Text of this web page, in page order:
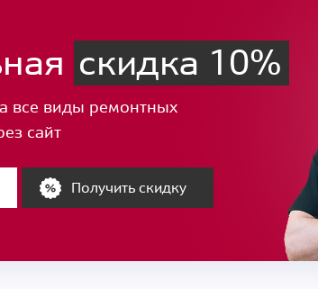
скидка 10%
все виды ремонтных
сайт
Получить скидку